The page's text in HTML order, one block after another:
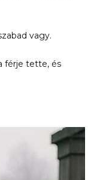
vagy.
férje tette, és